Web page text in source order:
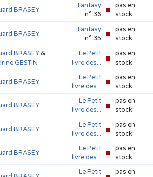
BRASEY
Fantasy
n° 36
pas en
stock
BRASEY
Fantasy
n° 35
pas en
stock
BRASEY&
GESTIN
Le Petit
livre des...
pas en
stock
BRASEY
Le Petit
livre des...
pas en
stock
BRASEY
Le Petit
livre des...
pas en
stock
BRASEY
Le Petit
livre des...
pas en
stock
BRASEY
Le Petit
livre des...
pas en
stock
Le Petit
pas en